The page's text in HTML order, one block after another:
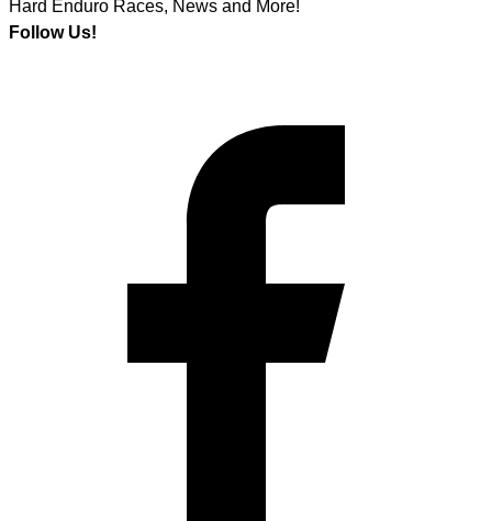
Hard Enduro Races, News and More!
Follow Us!